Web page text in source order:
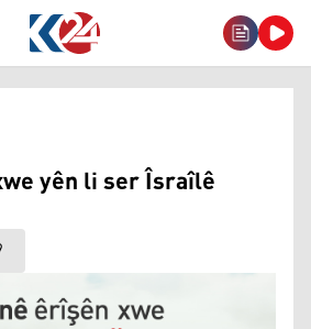
yên li ser Îsraîlê